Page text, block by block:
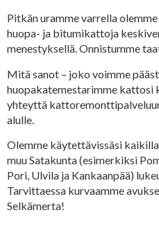
Pitkän uramme varrella
huopa- ja bitumikattoja
menestyksellä. Onnistumme
Mitä sanot – joko voimme
huopakatemestarimme kattosi
yhteyttä
alulle.
Olemme käytettävissäsi
muu Satakunta (esimerkiksi
Pori, Ulvila ja Kankaanpää)
Tarvittaessa kurvaamme
Selkämerta!